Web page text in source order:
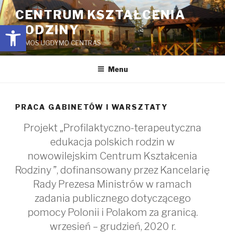
Open toolbar
Przejdź
do
treści
CENTRUM KSZTAŁCENIA
RODZINY
ŠEIMOS UGDYMO CENTRAS
Menu
PRACA GABINETÓW I WARSZTATY
Projekt „Profilaktyczno-terapeutyczna
edukacja polskich rodzin w
nowowilejskim Centrum Kształcenia
Rodziny ”, dofinansowany przez Kancelarię
Rady Prezesa Ministrów w ramach
zadania publicznego dotyczącego
pomocy Polonii i Polakom za granicą.
wrzesień – grudzień, 2020 r.